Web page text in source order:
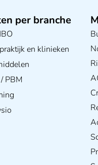
per branche
en klinieken
PBM